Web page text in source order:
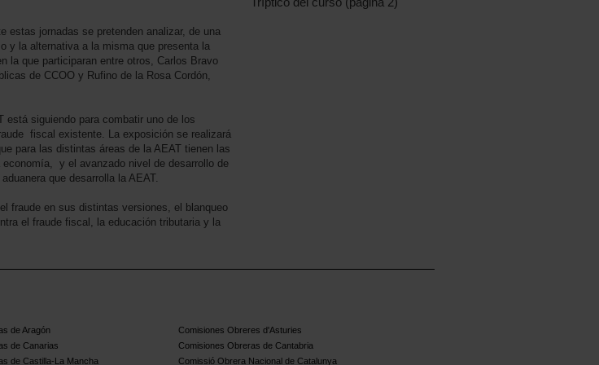
estas jornadas se pretenden analizar, de una
y la alternativa a la misma que presenta la
la que participaran entre otros, Carlos Bravo
de CCOO y Rufino de la Rosa Cordón,
está siguiendo para combatir uno de los
fiscal existente. La exposición se realizará
para las distintas áreas de la AEAT tienen las
y el avanzado nivel de desarrollo de
que desarrolla la AEAT.
fraude en sus distintas versiones, el blanqueo
el fraude fiscal, la educación tributaria y la
de Aragón
Comisiones Obreres d'Asturies
de Canarias
Comisiones Obreras de Cantabria
de Castilla-La Mancha Comissió Obrera Nacional de Catalunya